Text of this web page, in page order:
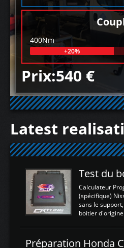
400Nm
+20%
Prix:540 €
Latest
Calculateur
(spécifique)
sans le
boitier
d'envoyer